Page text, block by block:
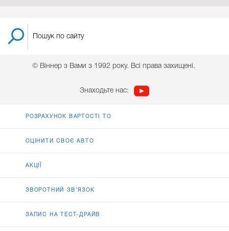
© Віннер з Вами з 1992 року. Всі права захищені.
Знаходьте нас:
РОЗРАХУНОК ВАРТОСТІ ТО
ОЦІНИТИ СВОЄ АВТО
АКЦІЇ
ЗВОРОТНИЙ ЗВ’ЯЗОК
ЗАПИС НА ТЕСТ-ДРАЙВ